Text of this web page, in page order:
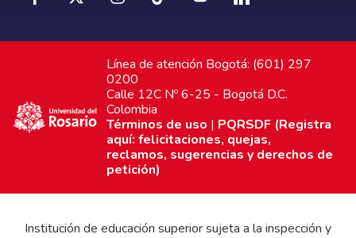
Línea de atención Bogotá: (601) 297
0200
Calle 12C Nº 6-25 - Bogotá D.C.
Colombia
Términos de uso | PQRSDF (Registra
aquí: felicitaciones, quejas,
reclamos, sugerencias y derechos de
petición)
Institución de educación superior sujeta a la inspección y